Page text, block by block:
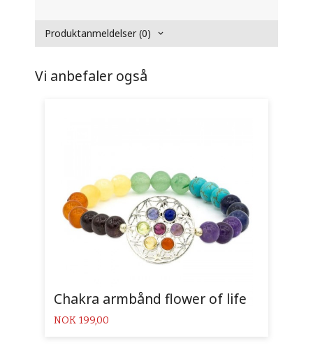
Produktanmeldelser (0)
Vi anbefaler også
Chakra armbånd flower of life
Pris
NOK 199,00